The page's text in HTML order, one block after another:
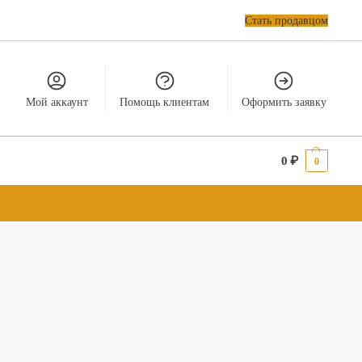
Стать продавцом
Мой аккаунт Помощь клиентам Оформить заявку
0₽ 0